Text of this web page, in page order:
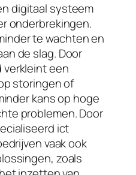
digitaal systeem
onderbrekingen.
te wachten en
de slag. Door
verkleint een
storingen of
kans op hoge
problemen. Door
ict
vaak ook
zoals